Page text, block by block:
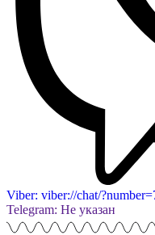
Viber: viber://chat/
Telegram: Не указан